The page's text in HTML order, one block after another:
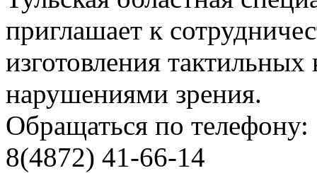
приглашает к
изготовления
нарушениями зрения.
Обращаться по телефону:
8(4872) 41-66-14